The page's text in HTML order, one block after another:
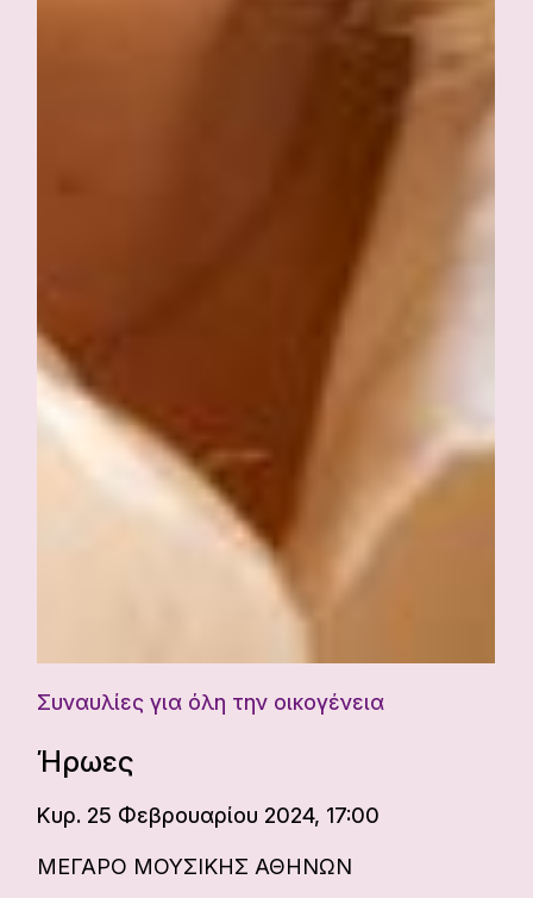
Συναυλίες για όλη την οικογένεια
Ήρωες
Κυρ. 25 Φεβρουαρίου 2024, 17:00
ΜΕΓΑΡΟ ΜΟΥΣΙΚΗΣ ΑΘΗΝΩΝ